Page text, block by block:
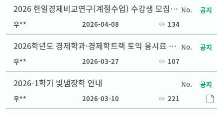
공지
2026 한일경제비교연구(계절수업) 수강생 모집 안
내
우** 2026-04-08 134
공지
2026학년도 경제학과·경제학트랙 토익 응시료 지
원 사업 안내
우** 2026-03-27 107
공지
2026-1학기 빛냄장학 안내
우** 2026-03-10 221